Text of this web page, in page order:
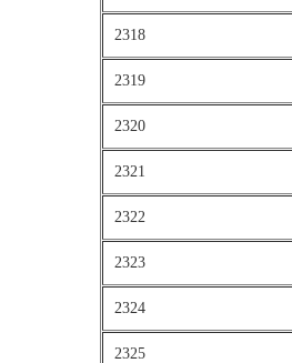
2318
2319
2320
2321
2322
2323
2324
2325